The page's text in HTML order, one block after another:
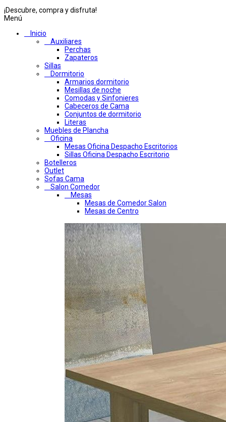
¡Descubre, compra y disfruta!
Menú
Inicio
Auxiliares
Perchas
Zapateros
Sillas
Dormitorio
Armarios dormitorio
Mesillas de noche
Comodas y Sinfonieres
Cabeceros de Cama
Conjuntos de dormitorio
Literas
Muebles de Plancha
Oficina
Mesas Oficina Despacho Escritorios
Sillas Oficina Despacho Escritorio
Botelleros
Outlet
Sofas Cama
Salon Comedor
Mesas
Mesas de Comedor Salon
Mesas de Centro